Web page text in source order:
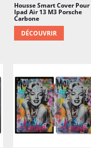
Housse Smart Cover Pour
Ipad Air 13 M3 Porsche
Carbone
DÉCOUVRIR